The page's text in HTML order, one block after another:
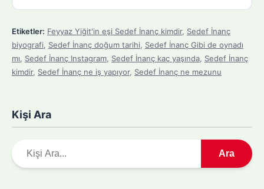
Etiketler: Feyyaz Yiğit'in eşi Sedef İnanç kimdir, Sedef İnanç
biyografi, Sedef İnanç doğum tarihi, Sedef İnanç Gibi de oynadı
mı, Sedef İnanç Instagram, Sedef İnanç kaç yaşında, Sedef İnanç
kimdir, Sedef İnanç ne iş yapıyor, Sedef İnanç ne mezunu
Kişi Ara
r
Ara